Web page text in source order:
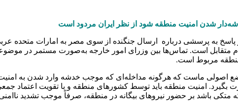
شدن امنیت منطقه شود از نظر ایران مردود است
به پرسشی درباره ارسال جنگنده از سوی مصر به امارات متحده
متقابل است. تماس‌ها بین وزرای امور خارجه به‌صورت مستمر در
مربوط است.
اصولی ماست که هرگونه مداخله‌ای که موجب خدشه وارد شدن به
متکی باشد بر حضور نیروهای بیگانه در منطقه، صرفاً موجب تشدید